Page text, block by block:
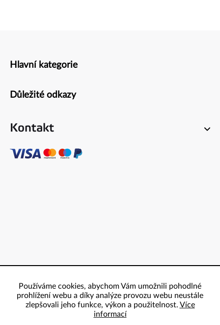
Používáme cookies, abychom Vám umožnili pohodlné
prohlížení webu a díky analýze provozu webu neustále
zlepšovali jeho funkce, výkon a použitelnost. Více
informací
Zápatí
Hlavní kategorie
Důležité odkazy
Kontakt